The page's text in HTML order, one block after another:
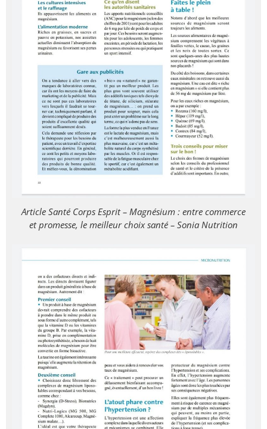
Article Santé Corps Esprit – Magnésium : entre commerce
et promesse, le meilleur choix santé – Sonia Nutrition